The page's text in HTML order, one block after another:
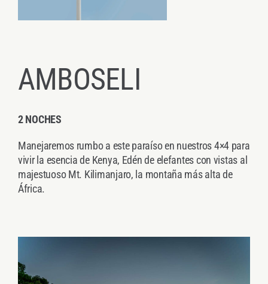
AMBOSELI
2 NOCHES
Manejaremos rumbo a este paraíso en nuestros 4×4 para
vivir la esencia de Kenya, Edén de elefantes con vistas al
majestuoso Mt. Kilimanjaro, la montaña más alta de
África.